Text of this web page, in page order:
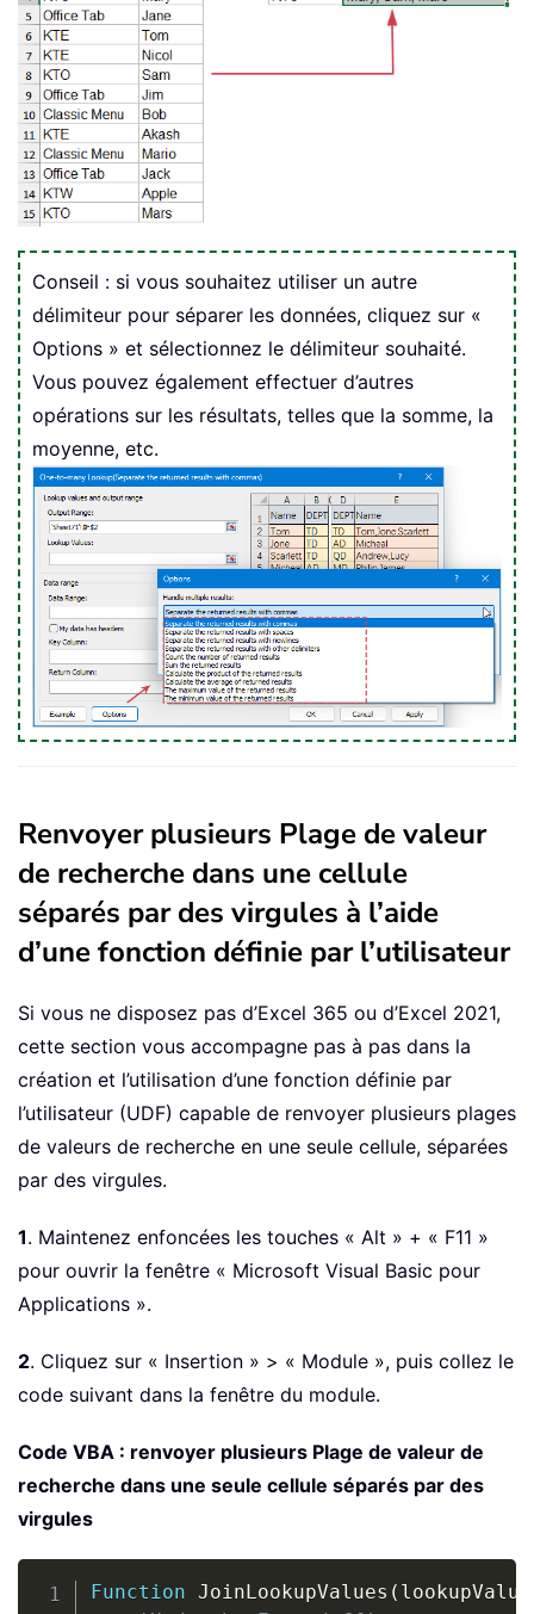
Conseil : si vous souhaitez utiliser un autre
délimiteur pour séparer les données, cliquez sur «
Options » et sélectionnez le délimiteur souhaité.
Vous pouvez également effectuer d’autres
opérations sur les résultats, telles que la somme, la
moyenne, etc.
Renvoyer plusieurs Plage de valeur
de recherche dans une cellule
séparés par des virgules à l’aide
d’une fonction définie par l’utilisateur
Si vous ne disposez pas d’Excel 365 ou d’Excel 2021,
cette section vous accompagne pas à pas dans la
création et l’utilisation d’une fonction définie par
l’utilisateur (UDF) capable de renvoyer plusieurs plages
de valeurs de recherche en une seule cellule, séparées
par des virgules.
1. Maintenez enfoncées les touches « Alt » + « F11 »
pour ouvrir la fenêtre « Microsoft Visual Basic pour
Applications ».
2. Cliquez sur « Insertion » > « Module », puis collez le
code suivant dans la fenêtre du module.
Code VBA : renvoyer plusieurs Plage de valeur de
recherche dans une seule cellule séparés par des
virgules
Function JoinLookupValues ( Copy